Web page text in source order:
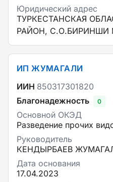
Юридический адрес
ТУРКЕСТАНСКАЯ
РАЙОН,
ИП ЖУМАГАЛИ
ИИН 850317301820
Благонадежность
0
Основной ОКЭД
Разведение прочих
Руководитель
КЕНДЫРБАЕВ
Дата основания
17.04.2023